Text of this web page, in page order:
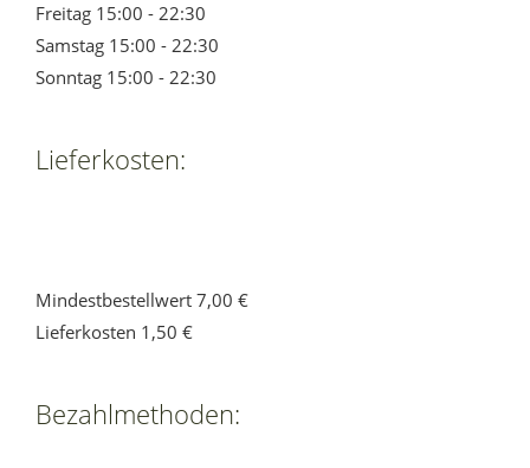
Freitag 15:00 - 22:30
Samstag 15:00 - 22:30
Sonntag 15:00 - 22:30
Lieferkosten:
Mindestbestellwert 7,00 €
Lieferkosten 1,50 €
Bezahlmethoden: